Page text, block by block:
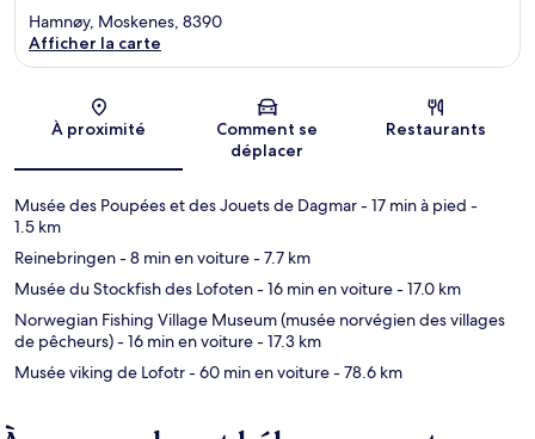
Carte
Hamnøy, Moskenes, 8390
Afficher la carte
À proximité
Comment se
déplacer
Restaurants
Musée des Poupées et des Jouets de Dagmar- 17 min à pied -
1.5 km
Reinebringen- 8 min en voiture- 7.7 km
Musée du Stockfish des Lofoten- 16 min en voiture- 17.0 km
Norwegian Fishing Village Museum (musée norvégien des villages
de pêcheurs)- 16 min en voiture- 17.3 km
Musée viking de Lofotr- 60 min en voiture- 78.6 km